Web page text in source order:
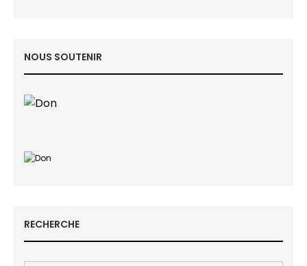
NOUS SOUTENIR
RECHERCHE